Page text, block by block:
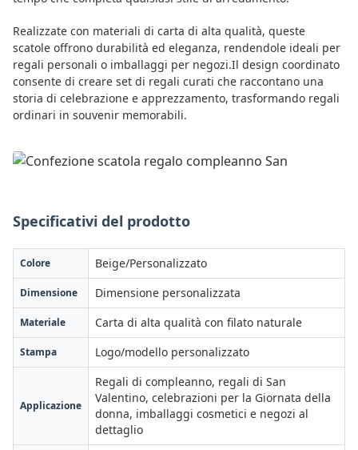
Realizzate con materiali di carta di alta qualità, queste
scatole offrono durabilità ed eleganza, rendendole ideali per
regali personali o imballaggi per negozi.Il design coordinato
consente di creare set di regali curati che raccontano una
storia di celebrazione e apprezzamento, trasformando regali
ordinari in souvenir memorabili.
Specificativi del prodotto
Colore Beige/Personalizzato
Dimensione Dimensione personalizzata
Materiale Carta di alta qualità con filato naturale
Stampa Logo/modello personalizzato
Applicazione
Regali di compleanno, regali di San
Valentino, celebrazioni per la Giornata della
donna, imballaggi cosmetici e negozi al
dettaglio